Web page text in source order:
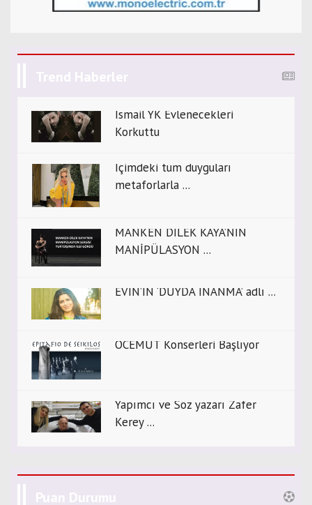
Trend Haberler
İsmail YK Evlenecekleri
Korkuttu
İçimdeki tüm duyguları
metaforlarla ...
MANKEN DİLEK KAYA’NIN
MANİPÜLASYON ...
EVİN’İN ‘DUYDA İNANMA’ adlı ...
OCEMUT Konserleri Başlıyor
Yapımcı ve Söz yazarı Zafer
Kerey ...
Puan Durumu